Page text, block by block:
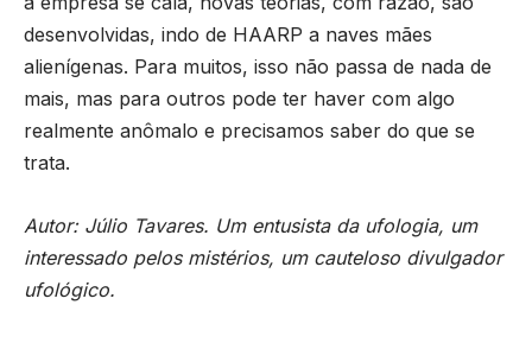
desenvolvidas, indo de HAARP a naves mães
alienígenas. Para muitos, isso não passa de nada de
mais, mas para outros pode ter haver com algo
realmente anômalo e precisamos saber do que se
trata.
Autor: Júlio Tavares. Um entusista da ufologia, um
interessado pelos mistérios, um cauteloso divulgador
ufológico.